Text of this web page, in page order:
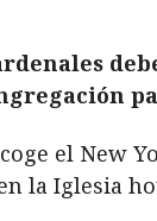
el New
la Iglesia